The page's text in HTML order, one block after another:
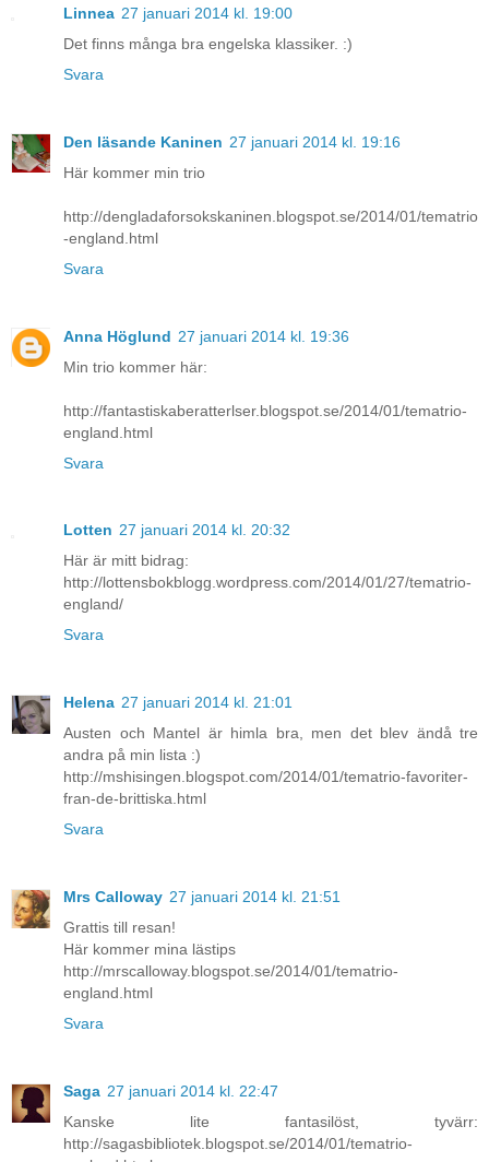
Linnea 27 januari 2014 kl. 19:00
Det finns många bra engelska klassiker. :)
Svara
Den läsande Kaninen 27 januari 2014 kl. 19:16
Här kommer min trio
http://dengladaforsokskaninen.blogspot.se/2014/01/tematrio
-england.html
Svara
Anna Höglund 27 januari 2014 kl. 19:36
Min trio kommer här:
http://fantastiskaberatterlser.blogspot.se/2014/01/tematrio-
england.html
Svara
Lotten 27 januari 2014 kl. 20:32
Här är mitt bidrag:
http://lottensbokblogg.wordpress.com/2014/01/27/tematrio-
england/
Svara
Helena 27 januari 2014 kl. 21:01
Austen och Mantel är himla bra, men det blev ändå tre
andra på min lista :)
http://mshisingen.blogspot.com/2014/01/tematrio-favoriter-
fran-de-brittiska.html
Svara
Mrs Calloway 27 januari 2014 kl. 21:51
Grattis till resan!
Här kommer mina lästips
http://mrscalloway.blogspot.se/2014/01/tematrio-
england.html
Svara
Saga 27 januari 2014 kl. 22:47
Kanske lite fantasilöst, tyvärr:
http://sagasbibliotek.blogspot.se/2014/01/tematrio-